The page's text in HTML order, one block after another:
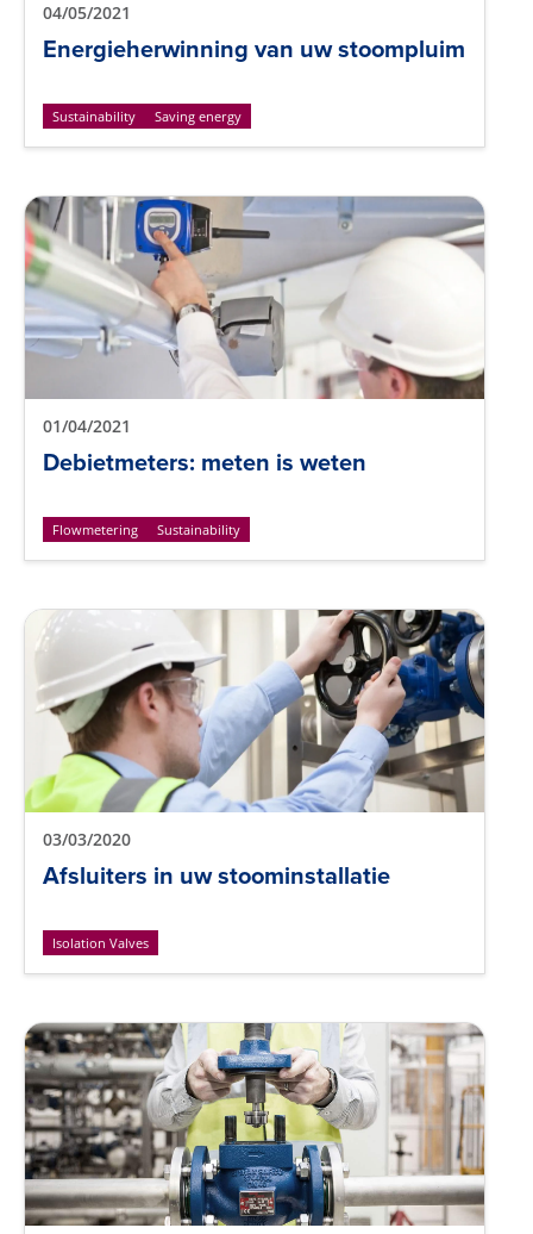
04/05/2021
Energieherwinning van uw stoompluim
Sustainability Saving energy
01/04/2021
Debietmeters: meten is weten
Flowmetering Sustainability
03/03/2020
Afsluiters in uw stoominstallatie
Isolation Valves